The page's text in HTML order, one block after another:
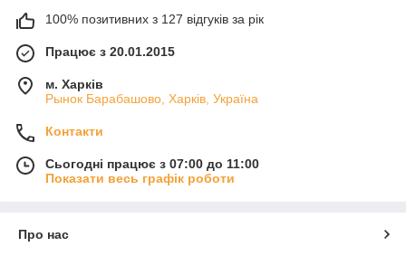
100% позитивних з 127 відгуків за рік
Працює з 20.01.2015
м. Харків
Рынок Барабашово, Харків, Україна
Контакти
Сьогодні працює з 07:00 до 11:00
Показати весь графік роботи
Про нас